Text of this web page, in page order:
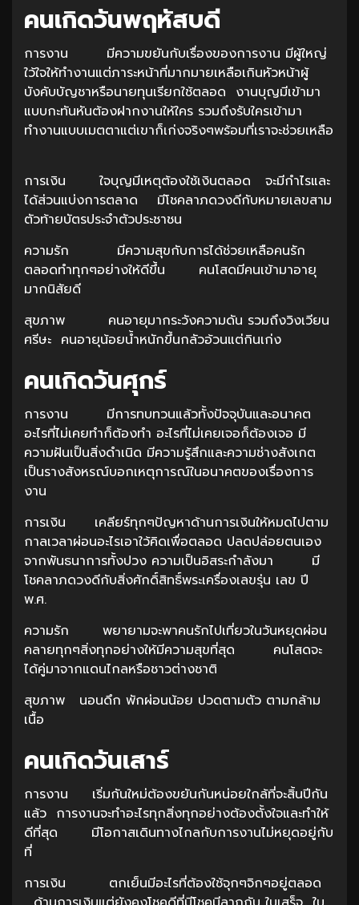
คนเกิดวันพฤหัสบดี
การงาน มีความขยันกับเรื่องของการงาน มีผู้ใหญ่
ใว้ใจให้ทำงานแต่ภาระหน้าที่มากมายเหลือเกินหัวหน้าผู้
บังคับบัญชาหรือนายทุนเรียกใช้ตลอด งานบุญมีเข้ามา
แบบกะทันหันต้องฝากงานให้ใคร รวมถึงรับใครเข้ามา
ทำงานแบบเมตตาแต่เขาก็เก่งจริงๆพร้อมที่เราจะช่วยเหลือ
การเงิน ใจบุญมีเหตุต้องใช้เงินตลอด จะมีกำไรและ
ได้ส่วนแบ่งการตลาด มีโชคลาภดวงดีกับหมายเลขสาม
ตัวท้ายบัตรประจำตัวประชาชน
ความรัก มีความสุขกับการได้ช่วยเหลือคนรัก
ตลอดทำทุกๆอย่างให้ดีขึ้น คนโสดมีคนเข้ามาอายุ
มากนิสัยดี
สุขภาพ คนอายุมากระวังความดัน รวมถึงวิงเวียน
ศรีษะ คนอายุน้อยน้ำหนักขึ้นกลัวอ้วนแต่กินเก่ง
คนเกิดวันศุกร์
การงาน มีการทบทวนแล้วทั้งปัจจุบันและอนาคต
อะไรที่ไม่เคยทำก็ต้องทำ อะไรที่ไม่เคยเจอก็ต้องเจอ มี
ความฝันเป็นสิ่งดำเนิด มีความรู้สึกและความช่างสังเกต
เป็นรางสังหรณ์บอกเหตุการณ์ในอนาคตของเรื่องการ
งาน
การเงิน เคลียร์ทุกๆปัญหาด้านการเงินให้หมดไปตาม
กาลเวลาผ่อนอะไรเอาใว้คิดเพื่อตลอด ปลดปล่อยตนเอง
จากพันธนาการทั้งปวง ความเป็นอิสระกำลังมา มี
โชคลาภดวงดีกับสิ่งศักดิ์สิทธิ์พระเครื่องเลขรุ่น เลข ปี
พ.ศ.
ความรัก พยายามจะพาคนรักไปเที่ยวในวันหยุดผ่อน
คลายทุกๆสิ่งทุกอย่างให้มีความสุขที่สุด คนโสดจะ
ได้คู่มาจากแดนไกลหรือชาวต่างชาติ
สุขภาพ นอนดึก พักผ่อนน้อย ปวดตามตัว ตามกล้าม
เนื้อ
คนเกิดวันเสาร์
การงาน เริ่มกันใหม่ต้องขยันกันหน่อยใกล้ที่จะสิ้นปีกัน
แล้ว การงานจะทำอะไรทุกสิ่งทุกอย่างต้องตั้งใจและทำให้
ดีที่สุด มีโอกาสเดินทางไกลกับการงานไม่หยุดอยู่กับ
ที่
การเงิน ตกเย็นมีอะไรที่ต้องใช้จุกๆจิกๆอยู่ตลอด